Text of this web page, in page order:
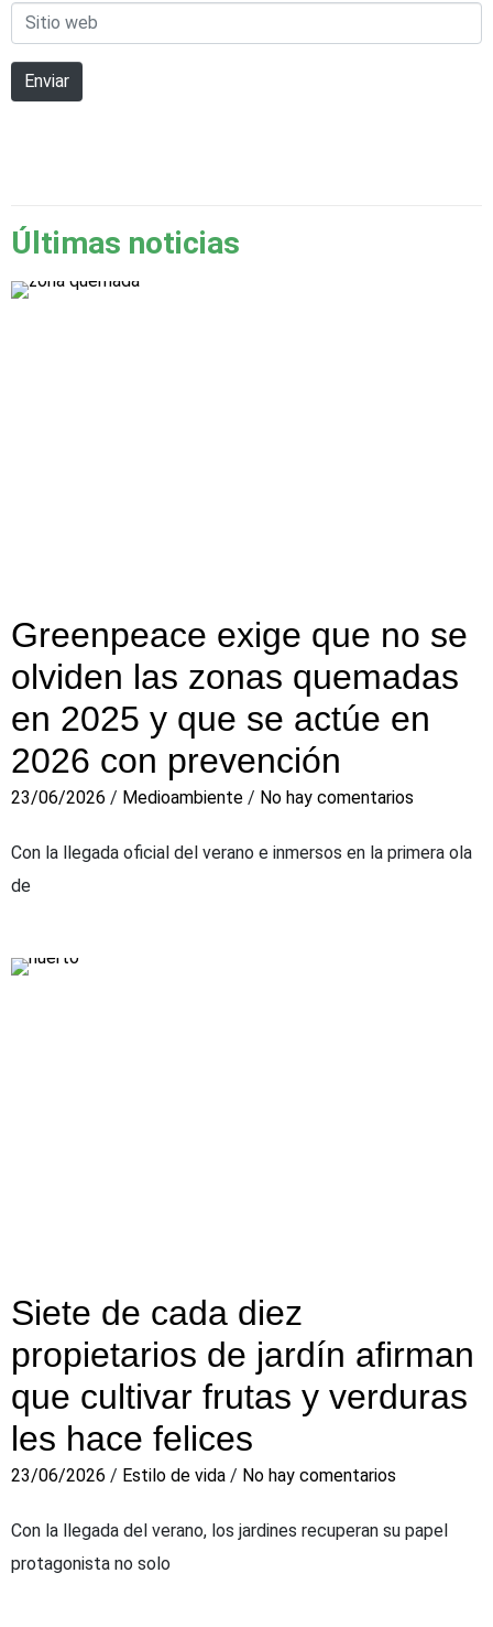
Sitio
web
Enviar
Últimas noticias
Greenpeace exige que no se
olviden las zonas quemadas
en 2025 y que se actúe en
2026 con prevención
23/06/2026 / Medioambiente / No hay comentarios
Con la llegada oficial del verano e inmersos en la primera ola
de
Siete de cada diez
propietarios de jardín afirman
que cultivar frutas y verduras
les hace felices
23/06/2026 / Estilo de vida / No hay comentarios
Con la llegada del verano, los jardines recuperan su papel
protagonista no solo